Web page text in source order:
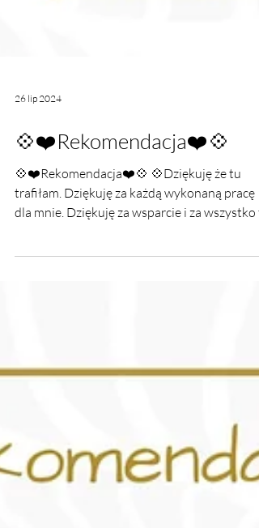
💠❤️Rekomendacja❤️💠
💠❤️Rekomendacja❤️💠 💠Dziękuję że tu
trafiłam. Dziękuję za każdą wykonaną pracę
co się zad